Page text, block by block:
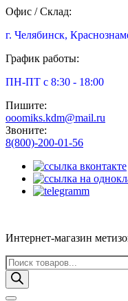
Офис / Склад:
г. Челябинск,
График работы:
ПН-ПТ с 8:30 - 18:00
Пишите:
ooomiks.kdm@mail.ru
Звоните:
8(800)-200-01-56
Интернет-магазин
Поиск
товаров